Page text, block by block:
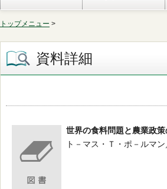
トップメニュー >
資料詳細
世界の食料問題と農業政策
ト－マス・Ｔ・ポ－ルマ